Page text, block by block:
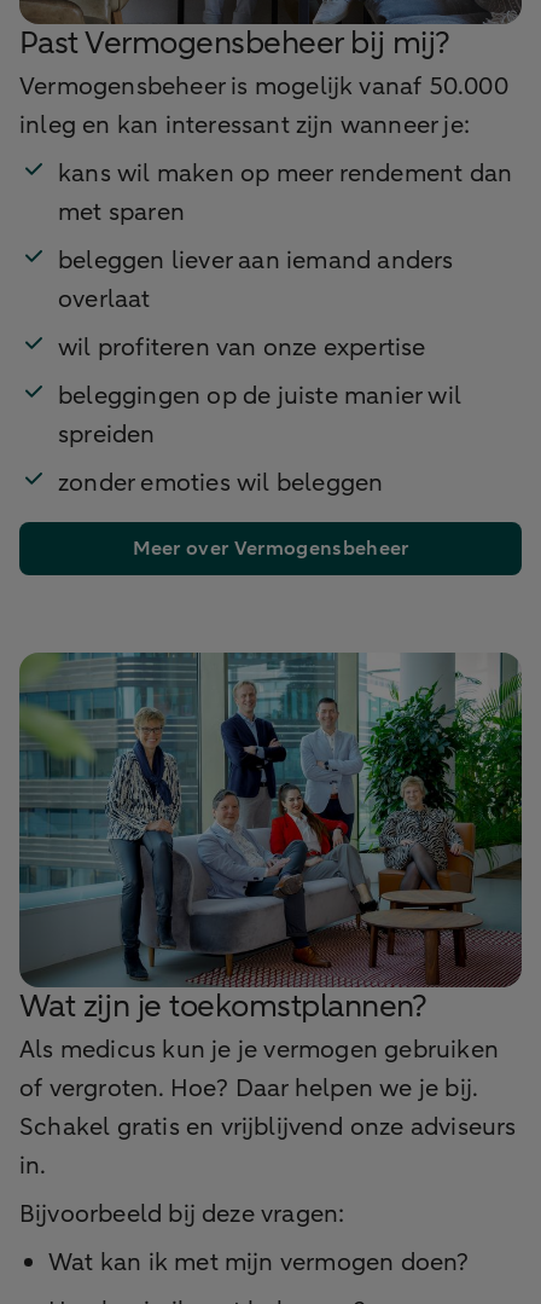
Past Vermogensbeheer bij mij?
Vermogensbeheer is mogelijk vanaf 50.000
inleg en kan interessant zijn wanneer je:
kans wil maken op meer rendement dan
met sparen
beleggen liever aan iemand anders
overlaat
wil profiteren van onze expertise
beleggingen op de juiste manier wil
spreiden
zonder emoties wil beleggen
Meer over Vermogensbeheer
Wat zijn je toekomstplannen?
Als medicus kun je je vermogen gebruiken
of vergroten. Hoe? Daar helpen we je bij.
Schakel gratis en vrijblijvend onze adviseurs
in.
Bijvoorbeeld bij deze vragen:
Wat kan ik met mijn vermogen doen?